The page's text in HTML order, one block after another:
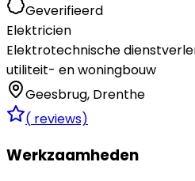
Geverifieerd
Elektricien
Elektrotechnische
utiliteit- en woningbouw
Geesbrug, Drenthe
( reviews)
Werkzaamheden